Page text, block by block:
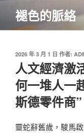
主
褪色的脈絡
發
於
2026 年 3 月 1 日 作者:
人文經濟激
何一堆人一
斯德零件商”
靈蛇辭舊歲，駿馬